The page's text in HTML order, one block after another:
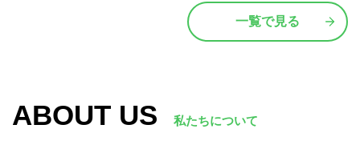
学ぶグループワークで、IT
業界のリアルな仕事を体感
一覧で見る
ABOUT US 私たちについて